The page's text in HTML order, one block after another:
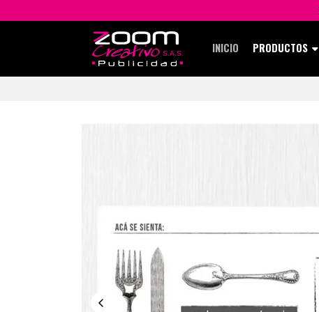
INICIO PRODUCTOS